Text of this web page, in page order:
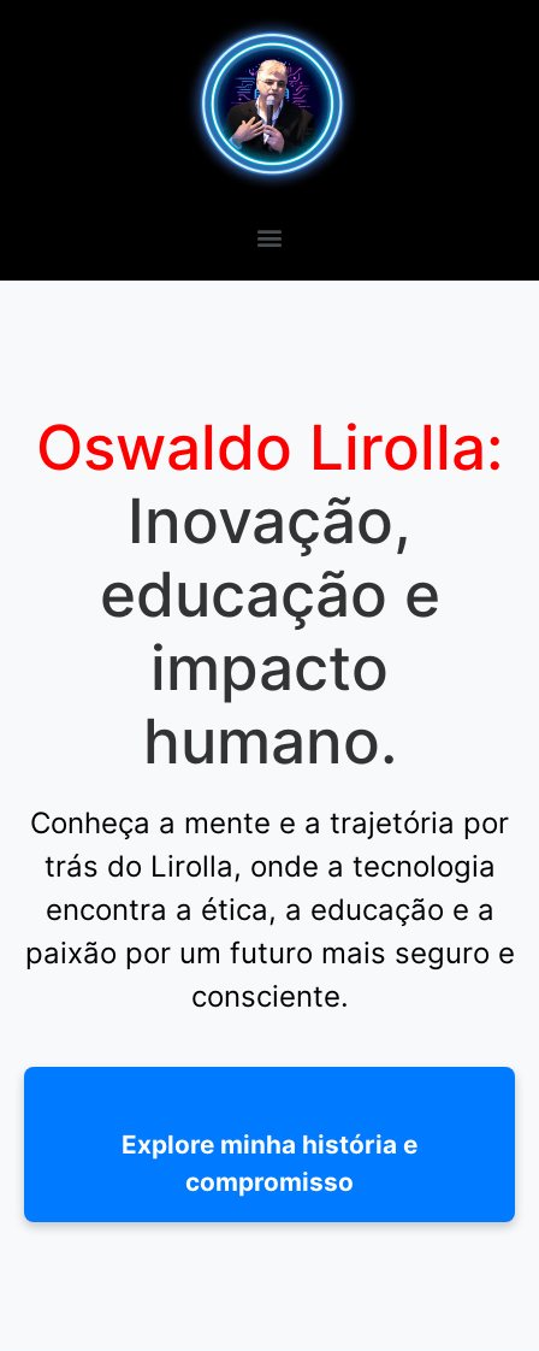
Oswaldo Lirolla:
Inovação,
educação e
impacto
humano.
Conheça a mente e a trajetória por
trás do Lirolla, onde a tecnologia
encontra a ética, a educação e a
paixão por um futuro mais seguro e
consciente.
Explore minha história e
compromisso